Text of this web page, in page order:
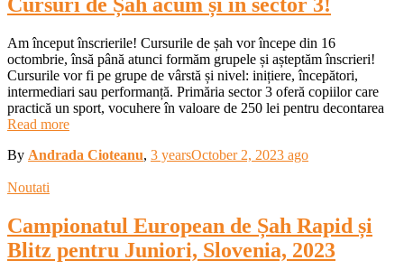
Am început înscrierile! Cursurile de șah vor începe din 16
octombrie, însă până atunci formăm grupele și așteptăm înscrieri!
Cursurile vor fi pe grupe de vârstă și nivel: inițiere, începători,
intermediari sau performanță. Primăria sector 3 oferă copiilor care
practică un sport, vocuhere în valoare de 250 lei pentru decontarea
Read more
By Andrada Cioteanu, 3 yearsOctober 2, 2023 ago
Noutati
Campionatul European de Șah Rapid și
Blitz pentru Juniori, Slovenia, 2023